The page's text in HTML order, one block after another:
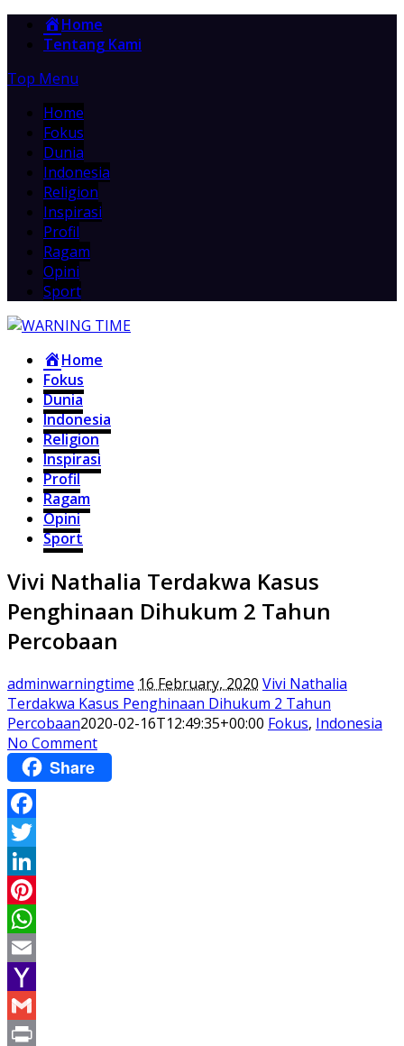
Home
Tentang Kami
Top Menu
Home
Fokus
Dunia
Indonesia
Religion
Inspirasi
Profil
Ragam
Opini
Sport
Home
Fokus
Dunia
Indonesia
Religion
Inspirasi
Profil
Ragam
Opini
Sport
Vivi Nathalia Terdakwa Kasus
Penghinaan Dihukum 2 Tahun
Percobaan
adminwarningtime 16 February, 2020 Vivi Nathalia
Terdakwa Kasus Penghinaan Dihukum 2 Tahun
Percobaan2020-02-16T12:49:35+00:00 Fokus, Indonesia
No Comment
Share
Facebook
Twitter
LinkedIn
Pinterest
WhatsApp
Email
Yahoo
Mail
Gmail